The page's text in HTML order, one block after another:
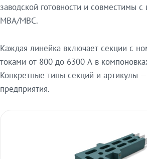
заводской готовности и совместимы
МВА/МВС.
Каждая линейка включает секции с
токами от 800 до 6300 А в
Конкретные типы секций и артикулы —
предприятия.